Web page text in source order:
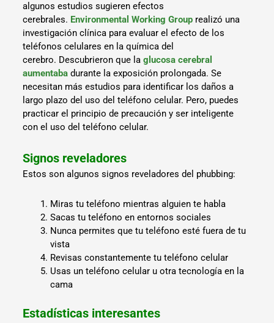
algunos estudios sugieren efectos
cerebrales. Environmental Working Group realizó una
investigación clínica para evaluar el efecto de los
teléfonos celulares en la química del
cerebro. Descubrieron que laglucosa cerebral
aumentaba durante la exposición prolongada. Se
necesitan más estudios para identificar los daños a
largo plazo del uso del teléfono celular. Pero, puedes
practicar el principio de precaución y ser inteligente
con el uso del teléfono celular.
Signos reveladores
Estos son algunos signos reveladores del phubbing:
Miras tu teléfono mientras alguien te habla
Sacas tu teléfono en entornos sociales
Nunca permites que tu teléfono esté fuera de tu
vista
Revisas constantemente tu teléfono celular
Usas un teléfono celular u otra tecnología en la
cama
Estadísticas interesantes